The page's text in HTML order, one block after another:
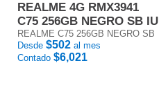
REALME 4G RMX3941
C75 256GB NEGRO SB IU
REALME C75 256GB NEGRO SB
Desde $502 al mes
Contado $6,021